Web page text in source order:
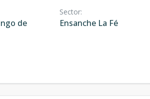
de
Sector:
Ensanche La Fé